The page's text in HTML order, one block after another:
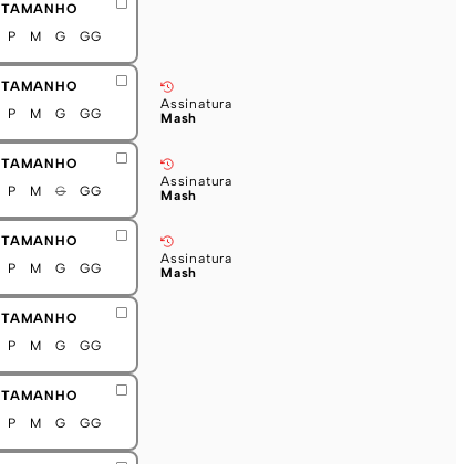
TAMANHO
P
M G GG
TAMANHO
P
M G GG
Assinatura
Mash
TAMANHO
P
M G GG
Assinatura
Mash
TAMANHO
P
M G GG
Assinatura
Mash
TAMANHO
P
M G GG
TAMANHO
P
M G GG